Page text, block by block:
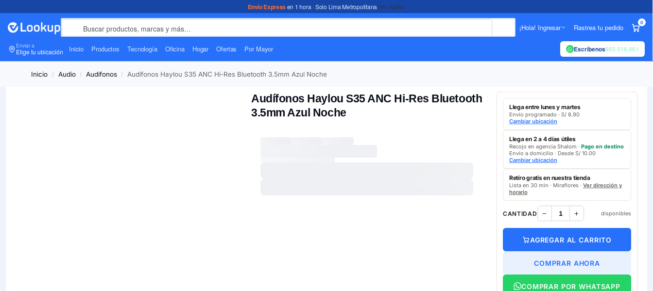
Envío Expressen 1 hora · Solo Lima Metropolitana*Ver legales
¡Hola! Ingresar Rastrea tu pedido
0
Enviar a
Elige tu ubicación Inicio Productos Tecnología Oficina Hogar Ofertas Por Mayor Escríbenos983 516 461
Inicio / Audio / Audifonos / Audífonos Haylou S35 ANC Hi-Res Bluetooth 3.5mm Azul Noche
Audífonos Haylou S35 ANC Hi-Res Bluetooth
3.5mm Azul Noche
Llega entre lunes y martes
Envío programado · S/ 8.90
Cambiar ubicación
Llega en 2 a 4 días útiles
Recojo en agencia Shalom · Pago en destino
Envío a domicilio · Desde S/ 10.00
Cambiar ubicación
Retíro gratis en nuestra tienda
Lista en 30 min · Miraflores · Ver dirección y
horario
CANTIDAD disponibles
AGREGAR AL CARRITO
COMPRAR AHORA
COMPRAR POR WHATSAPP